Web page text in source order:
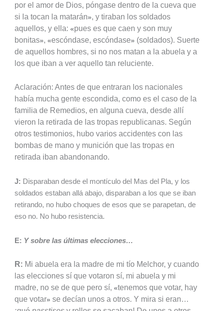
por el amor de Dios, póngase dentro de la cueva que
si la tocan la matarán», y tiraban los soldados
aquellos, y ella: «pues es que caen y son muy
bonitas», «escóndase, escóndase» (soldados). Suerte
de aquellos hombres, si no nos matan a la abuela y a
los que iban a ver aquello tan reluciente.
Aclaración: Antes de que entraran los nacionales
había mucha gente escondida, como es el caso de la
familia de Remedios, en alguna cueva, desde allí
vieron la retirada de las tropas republicanas. Según
otros testimonios, hubo varios accidentes con las
bombas de mano y munición que las tropas en
retirada iban abandonando.
J: Disparaban desde el montículo del Mas del Pla, y los
soldados estaban allá abajo, disparaban a los que se iban
retirando, no hubo choques de esos que se parapetan, de
eso no. No hubo resistencia.
E: Y sobre las últimas elecciones…
R: Mi abuela era la madre de mi tío Melchor, y cuando
las elecciones sí que votaron sí, mi abuela y mi
madre, no se de que pero sí, «tenemos que votar, hay
que votar» se decían unos a otros. Y mira si eran…